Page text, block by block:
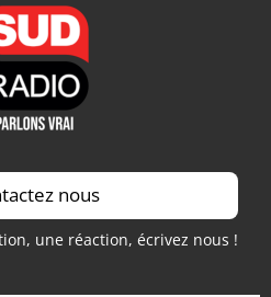
nous
une réaction, écrivez nous !